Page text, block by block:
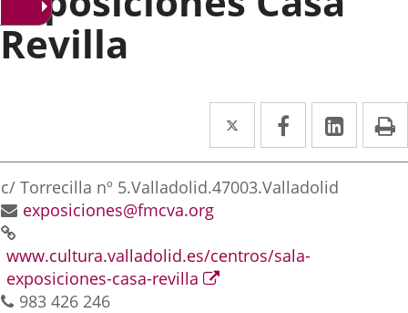
Revilla
Twitter
Enlace
a
una
externa.
Facebook
Enlace
a
una
externa.
Enlace
a
Postal
address
c/ Torrecilla nº 5.Valladolid.47003.Valladolid
Email
exposiciones@fmcva.org
www.cultura.valladolid.es/centros/sala-
exposiciones-casa-revilla
Enlace
Phones
983 426 246